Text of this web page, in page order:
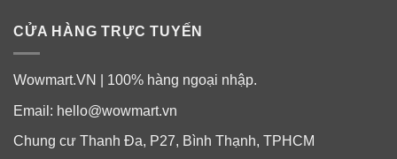
CỬA HÀNG TRỰC TUYẾN
Wowmart.VN | 100% hàng ngoại nhập.
Email: hello@wowmart.vn
Chung cư Thanh Đa, P27, Bình Thạnh, TPHCM